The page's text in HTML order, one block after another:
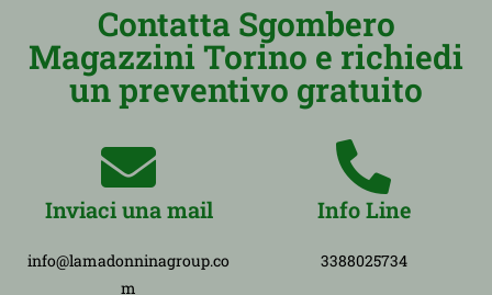
Contatta Sgombero
Magazzini Torino e richiedi
un preventivo gratuito
Inviaci una mail
info@lamadonninagroup.co
m
Info Line
3388025734